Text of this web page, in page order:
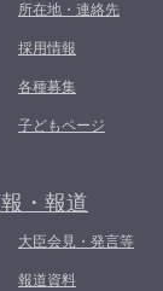
所在地・連絡先
採用情報
各種募集
子どもページ
・報道
大臣会見・発言等
報道資料